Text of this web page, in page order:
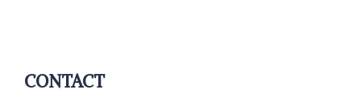
CONTACT